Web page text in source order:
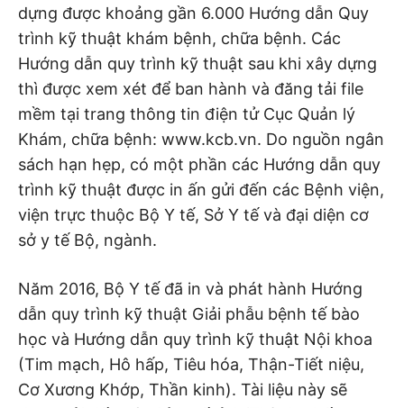
dựng được khoảng gần 6.000 Hướng dẫn Quy
trình kỹ thuật khám bệnh, chữa bệnh. Các
Hướng dẫn quy trình kỹ thuật sau khi xây dựng
thì được xem xét để ban hành và đăng tải file
mềm tại trang thông tin điện tử Cục Quản lý
Khám, chữa bệnh: www.kcb.vn. Do nguồn ngân
sách hạn hẹp, có một phần các Hướng dẫn quy
trình kỹ thuật được in ấn gửi đến các Bệnh viện,
viện trực thuộc Bộ Y tế, Sở Y tế và đại diện cơ
sở y tế Bộ, ngành.
Năm 2016, Bộ Y tế đã in và phát hành Hướng
dẫn quy trình kỹ thuật Giải phẫu bệnh tế bào
học và Hướng dẫn quy trình kỹ thuật Nội khoa
(Tim mạch, Hô hấp, Tiêu hóa, Thận-Tiết niệu,
Cơ Xương Khớp, Thần kinh). Tài liệu này sẽ